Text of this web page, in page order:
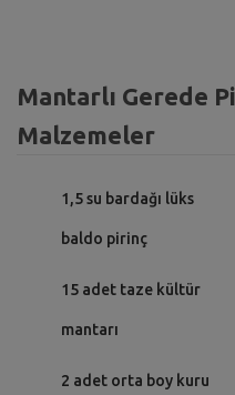
Mantarlı Gerede
Malzemeler
1,5 su bardağı lüks
baldo pirinç
15 adet taze kültür
mantarı
2 adet orta boy kuru